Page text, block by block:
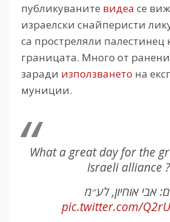
публикуваните видеа се
израелски снайперисти
са простреляли палестинец
границата. Много от
заради използването на
муниции.
What a great day for the
Israeli alliance
אבי אוחיון, לע״מ
pic.twitter.com/